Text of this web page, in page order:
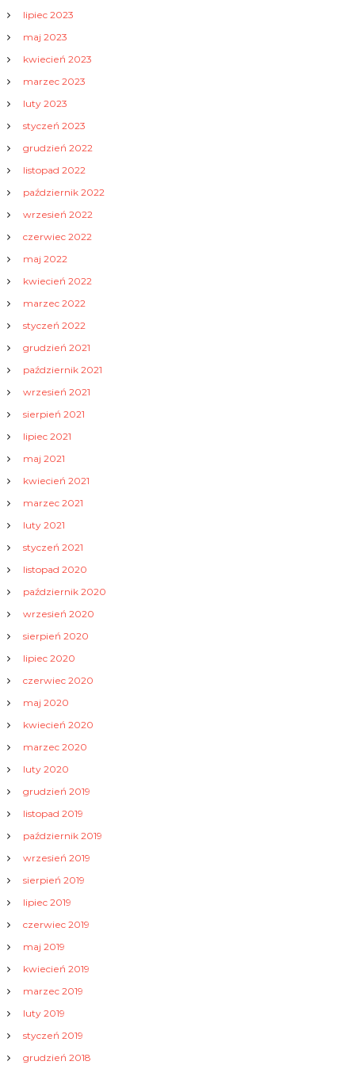
lipiec 2023
maj 2023
kwiecień 2023
marzec 2023
luty 2023
styczeń 2023
grudzień 2022
listopad 2022
październik 2022
wrzesień 2022
czerwiec 2022
maj 2022
kwiecień 2022
marzec 2022
styczeń 2022
grudzień 2021
październik 2021
wrzesień 2021
sierpień 2021
lipiec 2021
maj 2021
kwiecień 2021
marzec 2021
luty 2021
styczeń 2021
listopad 2020
październik 2020
wrzesień 2020
sierpień 2020
lipiec 2020
czerwiec 2020
maj 2020
kwiecień 2020
marzec 2020
luty 2020
grudzień 2019
listopad 2019
październik 2019
wrzesień 2019
sierpień 2019
lipiec 2019
czerwiec 2019
maj 2019
kwiecień 2019
marzec 2019
luty 2019
styczeń 2019
grudzień 2018